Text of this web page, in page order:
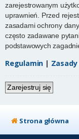
zarejestrowanym
uprawnień. Przed
zasadami ochrony
często zadawane
podstawowych
Regulamin |
Zarejestruj się
Strona główna